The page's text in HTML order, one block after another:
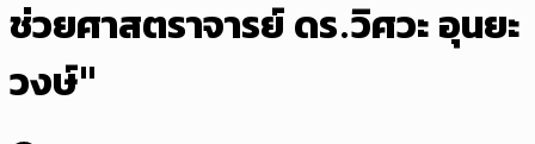
ช่วยศาสตราจารย์ ดร.วิศวะ อุนยะ
วงษ์"